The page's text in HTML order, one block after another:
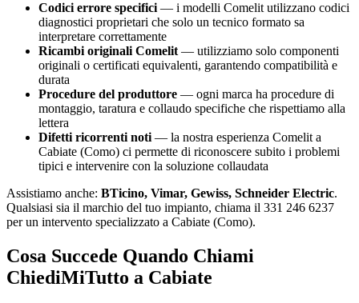
Codici errore specifici — i modelli Comelit utilizzano codici
diagnostici proprietari che solo un tecnico formato sa
interpretare correttamente
Ricambi originali Comelit — utilizziamo solo componenti
originali o certificati equivalenti, garantendo compatibilità e
durata
Procedure del produttore — ogni marca ha procedure di
montaggio, taratura e collaudo specifiche che rispettiamo alla
lettera
Difetti ricorrenti noti — la nostra esperienza Comelit a
Cabiate (Como) ci permette di riconoscere subito i problemi
tipici e intervenire con la soluzione collaudata
Assistiamo anche: BTicino, Vimar, Gewiss, Schneider Electric.
Qualsiasi sia il marchio del tuo impianto, chiama il 331 246 6237
per un intervento specializzato a Cabiate (Como).
Cosa Succede Quando Chiami
ChiediMiTutto a Cabiate